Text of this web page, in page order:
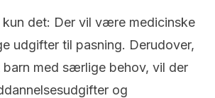
det: Der vil være medicinske
udgifter til pasning. Derudover,
med særlige behov, vil der
og